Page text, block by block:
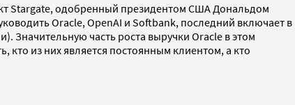
Stargate, одобренный президентом США Дональдом
Oracle, OpenAI и Softbank, последний включает в
Значительную часть роста выручки Oracle в этом
из них является постоянным клиентом, а кто